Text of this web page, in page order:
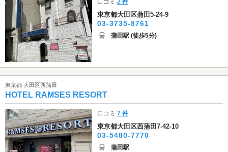
口コミ2 件
東京都大田区蒲田5-24-9
03-3735-8761
蒲田駅 (徒歩5分)
東京都 大田区西蒲田
HOTEL RAMSES RESORT
口コミ7 件
東京都大田区西蒲田7-42-10
03-5480-7770
蒲田駅